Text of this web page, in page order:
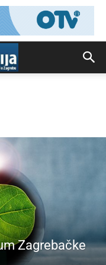
Zagrebačke